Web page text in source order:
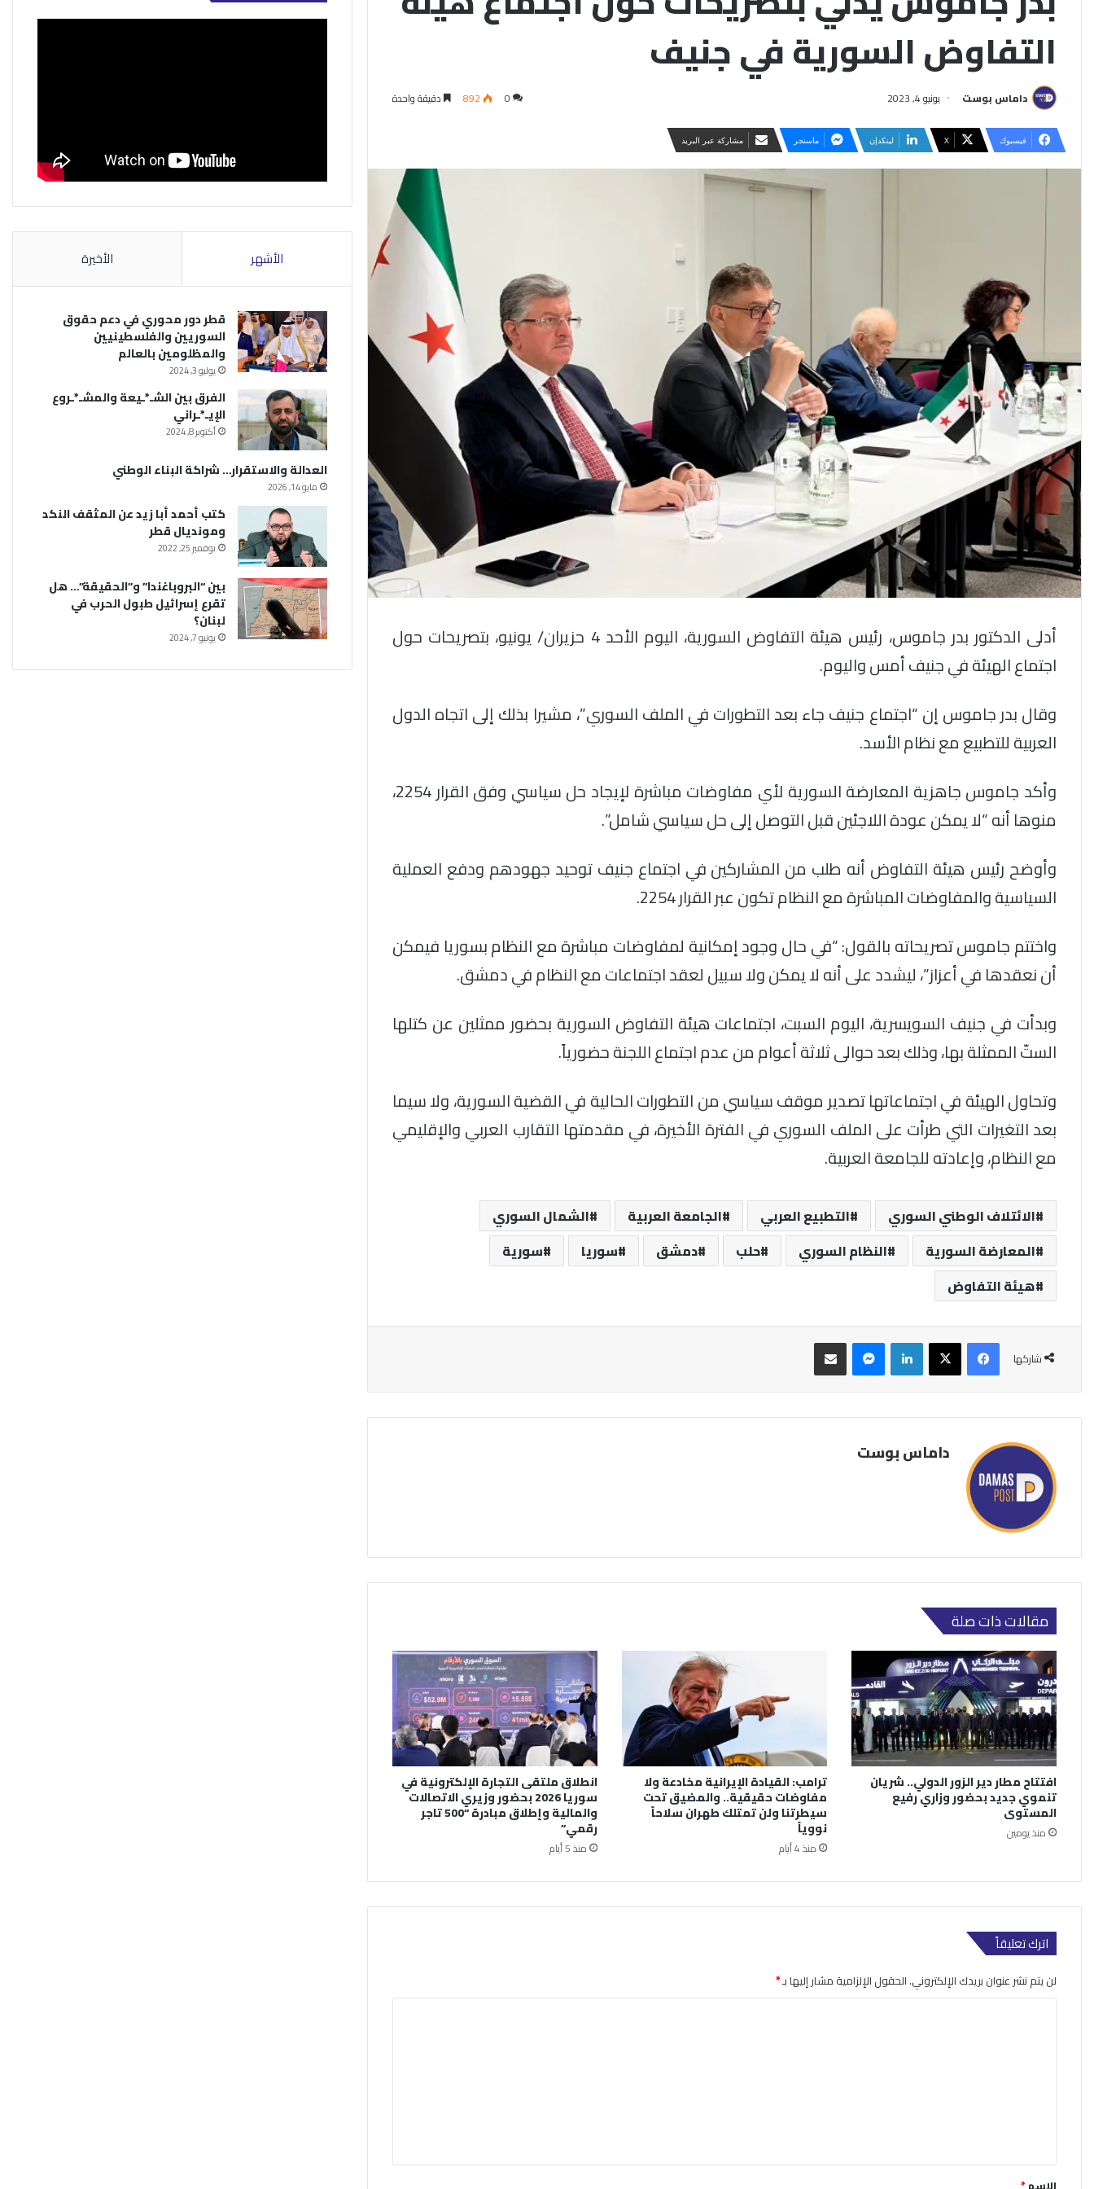
التفاوض السورية في جنيف
داماس بوست يونيو 4, 2023 0
892 دقيقة واحدة
فيسبوك ‫X لينكدإن ماسنجر مشاركة عبر البريد
أدلى الدكتور بدر جاموس، رئيس هيئة التفاوض السورية، اليوم الأحد 4 حزيران/ يونيو، بتصريحات حول
اجتماع الهيئة في جنيف أمس واليوم.
وقال بدر جاموس إن “اجتماع جنيف جاء بعد التطورات في الملف السوري”، مشيرا بذلك إلى اتجاه الدول
العربية للتطبيع مع نظام الأسد.
وأكد جاموس جاهزية المعارضة السورية لأي مفاوضات مباشرة لإيجاد حل سياسي وفق القرار 2254،
منوها أنه “لا يمكن عودة اللاجئين قبل التوصل إلى حل سياسي شامل”.
وأوضح رئيس هيئة التفاوض أنه طلب من المشاركين في اجتماع جنيف توحيد جهودهم ودفع العملية
السياسية والمفاوضات المباشرة مع النظام تكون عبر القرار 2254.
واختتم جاموس تصريحاته بالقول: “في حال وجود إمكانية لمفاوضات مباشرة مع النظام بسوريا فيمكن
أن نعقدها في أعزاز”، ليشدد على أنه لا يمكن ولا سبيل لعقد اجتماعات مع النظام في دمشق.
وبدأت في جنيف السويسرية، اليوم السبت، اجتماعات هيئة التفاوض السورية بحضور ممثلين عن كتلها
الستّ الممثلة بها، وذلك بعد حوالى ثلاثة أعوام من عدم اجتماع اللجنة حضورياً.
وتحاول الهيئة في اجتماعاتها تصدير موقف سياسي من التطورات الحالية في القضية السورية، ولا سيما
بعد التغيرات التي طرأت على الملف السوري في الفترة الأخيرة، في مقدمتها التقارب العربي والإقليمي
مع النظام، وإعادته للجامعة العربية.
الائتلاف الوطني السوري التطبيع العربي الجامعة العربية
الشمال السوري
المعارضة السورية
النظام السوري حلب دمشق سوريا
سورية
هيئة التفاوض
شاركها
فيسبوك‫X لينكدإن ماسنجر مشاركة عبر البريد
داماس بوست
مقالات ذات صلة
افتتاح مطار دير الزور الدولي.. شريان
تنموي جديد بحضور وزاري رفيع
المستوى
منذ يومين
ترامب: القيادة الإيرانية مخادعة ولا
مفاوضات حقيقية.. والمضيق تحت
سيطرتنا ولن تمتلك طهران سلاحاً
نووياً
منذ 4 أيام
انطلاق ملتقى التجارة الإلكترونية في
سوريا 2026 بحضور وزيري الاتصالات
والمالية وإطلاق مبادرة “500 تاجر
رقمي”
منذ 5 أيام
اترك تعليقاً
لن يتم نشر عنوان بريدك الإلكتروني.الحقول الإلزامية مشار إليها بـ*
*
الأشهر الأخيرة
قطر دور محوري في دعم حقوق
السوريين والفلسطينيين
والمظلومين بالعالم
يوليو 3, 2024
الفرق بين الشـ*ـيعة والمشـ*ـروع
الإيـ*ـراني
أكتوبر 8, 2024
العدالة والاستقرار… شراكة البناء الوطني
مايو 14, 2026
كتب أحمد أبا زيد عن المثقف النكد
ومونديال قطر
نوفمبر 25, 2022
بين “البروباغندا” و”الحقيقة”… هل
تقرع إسرائيل طبول الحرب في
لبنان؟
يونيو 7, 2024